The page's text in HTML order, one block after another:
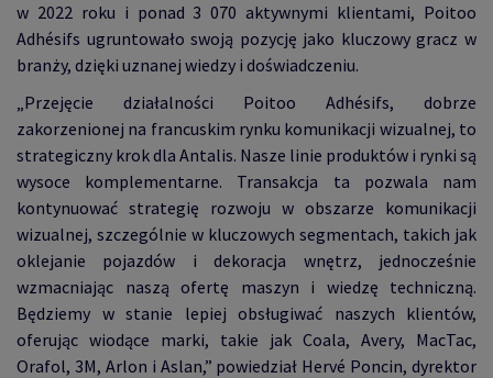
w 2022 roku i ponad 3 070 aktywnymi klientami, Poitoo
Adhésifs ugruntowało swoją pozycję jako kluczowy gracz w
branży, dzięki uznanej wiedzy i doświadczeniu.
„Przejęcie działalności Poitoo Adhésifs, dobrze
zakorzenionej na francuskim rynku komunikacji wizualnej, to
strategiczny krok dla Antalis. Nasze linie produktów i rynki są
wysoce komplementarne. Transakcja ta pozwala nam
kontynuować strategię rozwoju w obszarze komunikacji
wizualnej, szczególnie w kluczowych segmentach, takich jak
oklejanie pojazdów i dekoracja wnętrz, jednocześnie
wzmacniając naszą ofertę maszyn i wiedzę techniczną.
Będziemy w stanie lepiej obsługiwać naszych klientów,
oferując wiodące marki, takie jak Coala, Avery, MacTac,
Orafol, 3M, Arlon i Aslan,” powiedział Hervé Poncin, dyrektor